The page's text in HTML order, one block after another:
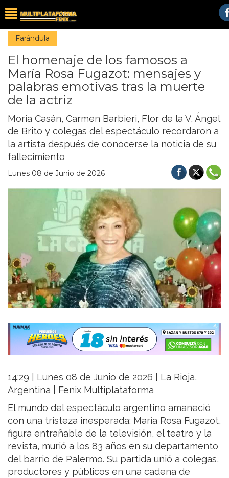
Farándula
El homenaje de los famosos a
María Rosa Fugazot: mensajes y
palabras emotivas tras la muerte
de la actriz
Moria Casán, Carmen Barbieri, Flor de la V, Ángel
de Brito y colegas del espectáculo recordaron a
la artista después de conocerse la noticia de su
fallecimiento
Lunes 08 de Junio de 2026
14:29 | Lunes 08 de Junio de 2026 | La Rioja,
Argentina | Fenix Multiplataforma
El mundo del espectáculo argentino amaneció
con una tristeza inesperada: María Rosa Fugazot,
figura entrañable de la televisión, el teatro y la
revista, murió a los 83 años en su departamento
del barrio de Palermo. Su partida unió a colegas,
productores y públicos en una cadena de